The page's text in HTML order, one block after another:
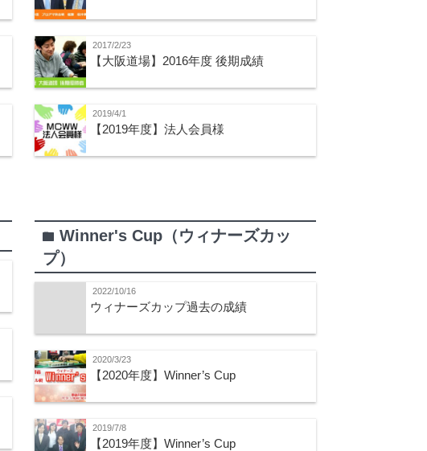
2017/2/23
【大阪道場】2016年度 後期成績
2019/4/1
【2019年度】法人会員様
folder Winner's Cup（ウィナーズカッ
プ）
2022/10/16
ウィナーズカップ過去の成績
2020/3/23
【2020年度】Winner’s Cup
2019/7/8
【2019年度】Winner’s Cup